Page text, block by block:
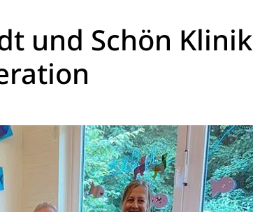
und Schön Klinik